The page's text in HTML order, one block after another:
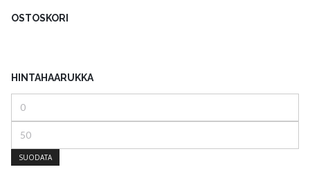
OSTOSKORI
HINTAHAARUKKA
SUODATA